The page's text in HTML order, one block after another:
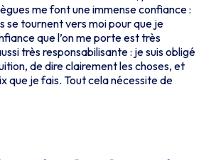
me font une immense confiance :
se tournent vers moi pour que je
que l’on me porte est très
très responsabilisante : je suis obligé
de dire clairement les choses, et
que je fais. Tout cela nécessite de